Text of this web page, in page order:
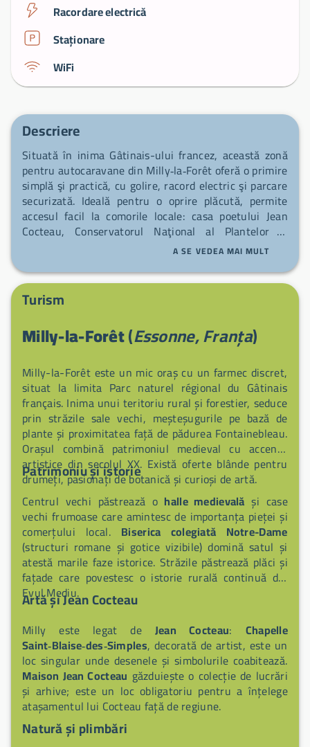
Racordare electrică
Staționare
WiFi
Descriere
Situată în inima Gâtinais-ului francez, această zonă
pentru autocaravane din Milly‑la‑Forêt oferă o primire
simplă şi practică, cu golire, racord electric şi parcare
securizată. Ideală pentru o oprire plăcută, permite
accesul facil la comorile locale: casa poetului Jean
Cocteau, Conservatorul Naţional al Plantelor şi
Cyclopé-ul lui Jean Tinguely. Bucuraţi‑vă de un sejur
A SE VEDEA MAI MULT
Turism
Milly-la-Forêt(Essonne, Franța)
Milly-la-Forêt este un mic oraș cu un farmec discret,
situat la limita Parc naturel régional du Gâtinais
français. Inima unui teritoriu rural și forestier, seduce
prin străzile sale vechi, meșteșugurile pe bază de
plante și proximitatea față de pădurea Fontainebleau.
Orașul combină patrimoniul medieval cu accente
artistice din secolul XX. Există oferte blânde pentru
drumeți, pasionați de botanică și curioși de artă.
Patrimoniu și istorie
Centrul vechi păstrează o halle medievală și case
vechi frumoase care amintesc de importanța pieței și
comerțului local. Biserica colegiată Notre-Dame
(structuri romane și gotice vizibile) domină satul și
atestă marile faze istorice. Străzile păstrează plăci și
fațade care povestesc o istorie rurală continuă din
Evul Mediu.
Artă și Jean Cocteau
Milly este legat de Jean Cocteau: Chapelle
Saint‑Blaise‑des‑Simples, decorată de artist, este un
loc singular unde desenele și simbolurile coabitează.
Maison Jean Cocteau găzduiește o colecție de lucrări
și arhive; este un loc obligatoriu pentru a înțelege
atașamentul lui Cocteau față de regiune.
Natură și plimbări